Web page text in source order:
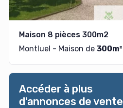
Maison 8 pièces 300m2
Montluel - Maison de 300m²
Accéder à plus
d'annonces de vente